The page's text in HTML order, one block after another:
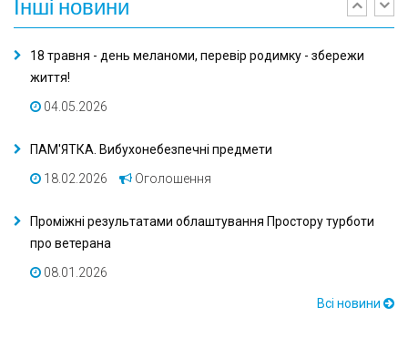
Інші новини
18 травня - день меланоми, перевір родимку - збережи
життя!
04.05.2026
ПАМ'ЯТКА. Вибухонебезпечні предмети
18.02.2026
Оголошення
Проміжні результатами облаштування Простору турботи
про ветерана
08.01.2026
Всі новини